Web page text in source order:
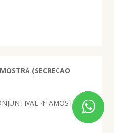
(SECRECAO
4ª AMOSTRA